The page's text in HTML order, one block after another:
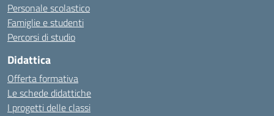
Personale scolastico
Famiglie e studenti
Percorsi di studio
Didattica
Offerta formativa
Le schede didattiche
I progetti delle classi